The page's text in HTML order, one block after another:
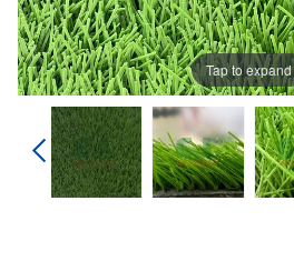
Tap to expand